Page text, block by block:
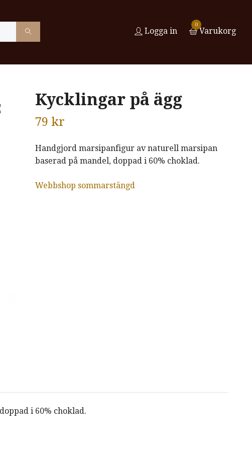
Logga in
0
Varukorg
Kycklingar på ägg
79 kr
Handgjord marsipanfigur av naturell marsipan
baserad på mandel, doppad i 60% choklad.
Webbshop sommarstängd
i 60% choklad.